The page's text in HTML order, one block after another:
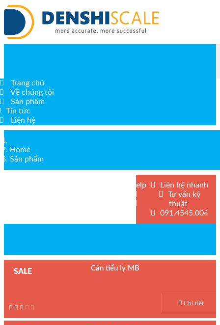
Trang chủ
Về chúng tôi
Sản phẩm
Tin tức
Liên hệ
Home
Sản phẩm
Help
Liên hệ nhanh
Tư vấn kỹ
thuật
091.4545.004
SALE Cân tiểu ly MB
Bảo hành: 1 năm
Chi tiết